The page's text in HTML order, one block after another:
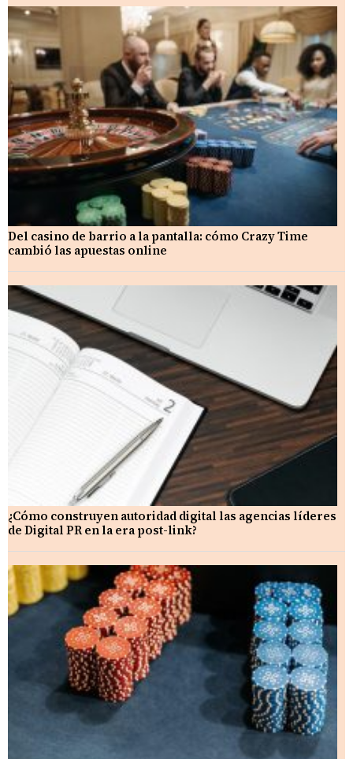
Del casino de barrio a la pantalla: cómo Crazy Time
cambió las apuestas online
¿Cómo construyen autoridad digital las agencias líderes
de Digital PR en la era post-link?